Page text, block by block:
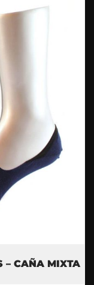
– CAÑA MIXTA